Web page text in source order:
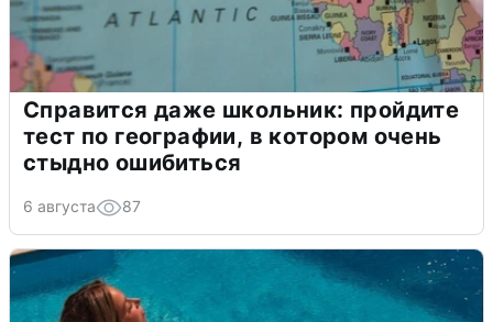
Справится даже школьник: пройдите
тест по географии, в котором очень
стыдно ошибиться
6 августа 87